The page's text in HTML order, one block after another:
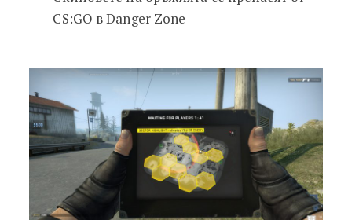
CS:GO в Danger Zone